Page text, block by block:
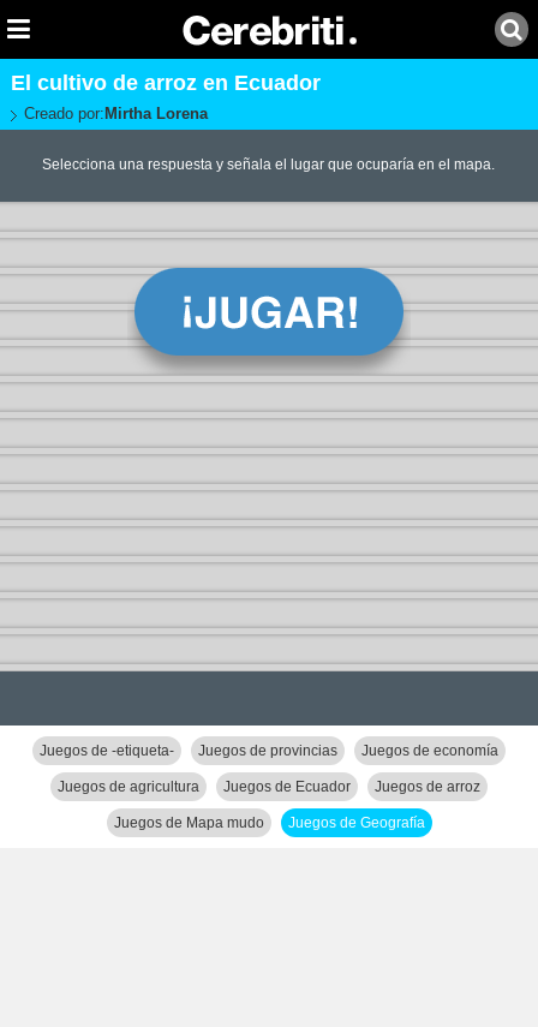
El cultivo de arroz en Ecuador
Creado por: Mirtha Lorena
Selecciona una respuesta y señala el lugar que ocuparía en el mapa.
Juegos de -etiqueta- Juegos de provincias Juegos de economía
Juegos de agricultura Juegos de Ecuador Juegos de arroz
Juegos de Mapa mudo Juegos de Geografía